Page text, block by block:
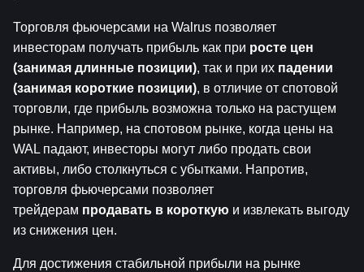
Торговля фьючерсами на Walrus позволяет
инвесторам получать прибыль как при росте цен
(занимая длинные позиции), так и при их падении
(занимая короткие позиции), в отличие от спотовой
торговли, где прибыль возможна только на растущем
рынке. Например, на спотовом рынке, когда цены на
WAL падают, инвесторы могут либо продать свои
активы, либо столкнуться с убытками. Напротив,
торговля фьючерсами позволяет
трейдерам продавать в короткую и извлекать выгоду
из снижения цен.
Для достижения стабильной прибыли на рынке